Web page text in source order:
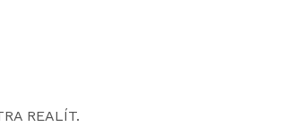
REALÍT.